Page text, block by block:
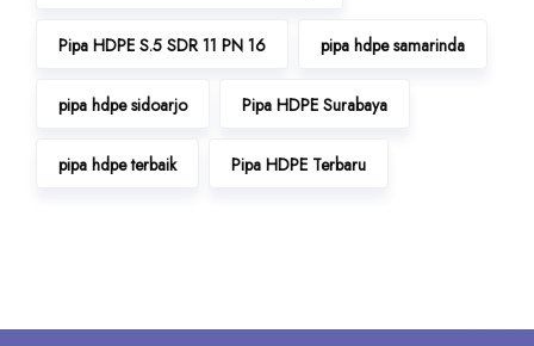
Pipa HDPE S.5 SDR 11 PN 16 pipa hdpe samarinda
pipa hdpe sidoarjo Pipa HDPE Surabaya
pipa hdpe terbaik Pipa HDPE Terbaru